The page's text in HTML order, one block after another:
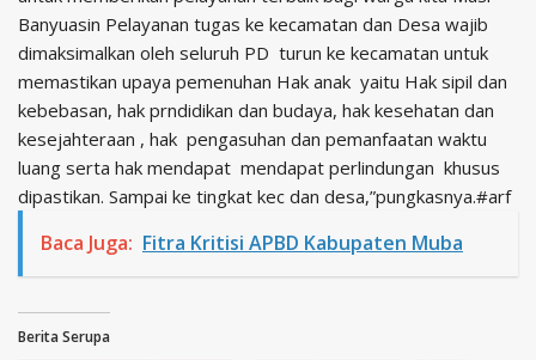
Banyuasin Pelayanan tugas ke kecamatan dan Desa wajib
dimaksimalkan oleh seluruh PD turun ke kecamatan untuk
memastikan upaya pemenuhan Hak anak yaitu Hak sipil dan
kebebasan, hak prndidikan dan budaya, hak kesehatan dan
kesejahteraan , hak pengasuhan dan pemanfaatan waktu
luang serta hak mendapat mendapat perlindungan khusus
dipastikan. Sampai ke tingkat kec dan desa,”pungkasnya.#arf
Baca Juga: Fitra Kritisi APBD Kabupaten Muba
Berita Serupa